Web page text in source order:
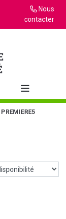
Nous
contacter
Afficher la
PREMIERE5